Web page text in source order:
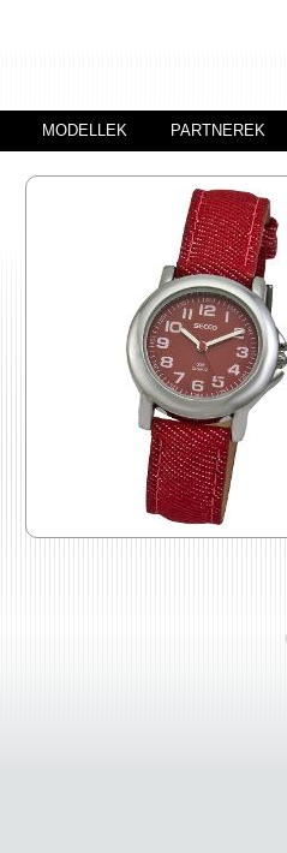
MODELLEK PARTNEREK